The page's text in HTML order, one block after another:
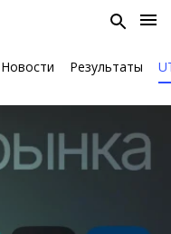
Новости Результаты